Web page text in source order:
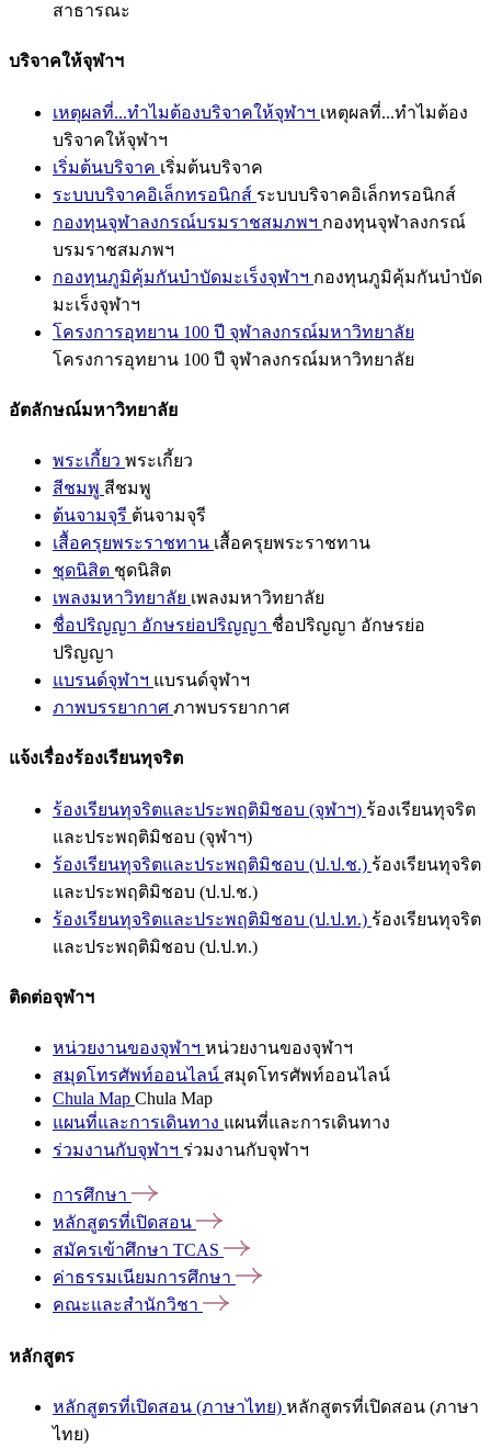
สาธารณะ
บริจาคให้จุฬาฯ
เหตุผลที่...ทำไมต้องบริจาคให้จุฬาฯ เหตุผลที่...ทำไมต้อง
บริจาคให้จุฬาฯ
เริ่มต้นบริจาค เริ่มต้นบริจาค
ระบบบริจาคอิเล็กทรอนิกส์ ระบบบริจาคอิเล็กทรอนิกส์
กองทุนจุฬาลงกรณ์บรมราชสมภพฯ กองทุนจุฬาลงกรณ์
บรมราชสมภพฯ
กองทุนภูมิคุ้มกันบำบัดมะเร็งจุฬาฯ กองทุนภูมิคุ้มกันบำบัด
มะเร็งจุฬาฯ
โครงการอุทยาน 100 ปี จุฬาลงกรณ์มหาวิทยาลัย
โครงการอุทยาน 100 ปี จุฬาลงกรณ์มหาวิทยาลัย
อัตลักษณ์มหาวิทยาลัย
พระเกี้ยว พระเกี้ยว
สีชมพู สีชมพู
ต้นจามจุรี ต้นจามจุรี
เสื้อครุยพระราชทาน เสื้อครุยพระราชทาน
ชุดนิสิต ชุดนิสิต
เพลงมหาวิทยาลัย เพลงมหาวิทยาลัย
ชื่อปริญญา อักษรย่อปริญญา ชื่อปริญญา อักษรย่อ
ปริญญา
แบรนด์จุฬาฯ แบรนด์จุฬาฯ
ภาพบรรยากาศ ภาพบรรยากาศ
แจ้งเรื่องร้องเรียนทุจริต
ร้องเรียนทุจริตและประพฤติมิชอบ (จุฬาฯ) ร้องเรียนทุจริต
และประพฤติมิชอบ (จุฬาฯ)
ร้องเรียนทุจริตและประพฤติมิชอบ (ป.ป.ช.) ร้องเรียนทุจริต
และประพฤติมิชอบ (ป.ป.ช.)
ร้องเรียนทุจริตและประพฤติมิชอบ (ป.ป.ท.) ร้องเรียนทุจริต
และประพฤติมิชอบ (ป.ป.ท.)
ติดต่อจุฬาฯ
หน่วยงานของจุฬาฯ หน่วยงานของจุฬาฯ
สมุดโทรศัพท์ออนไลน์ สมุดโทรศัพท์ออนไลน์
Chula Map Chula Map
แผนที่และการเดินทาง แผนที่และการเดินทาง
ร่วมงานกับจุฬาฯ ร่วมงานกับจุฬาฯ
การศึกษา
หลักสูตรที่เปิดสอน
สมัครเข้าศึกษา TCAS
ค่าธรรมเนียมการศึกษา
คณะและสำนักวิชา
หลักสูตร
หลักสูตรที่เปิดสอน (ภาษาไทย) หลักสูตรที่เปิดสอน (ภาษา
ไทย)